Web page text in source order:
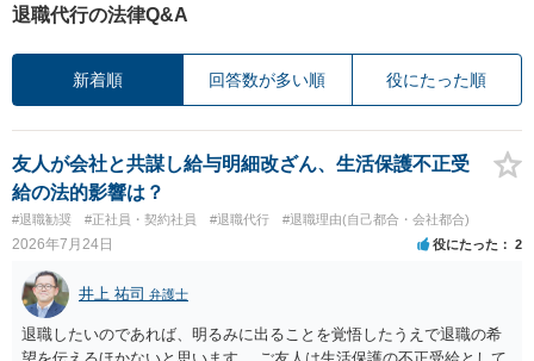
退職代行の法律Q&A
新着順 回答数が多い順 役にたった順
友人が会社と共謀し給与明細改ざん、生活保護不正受
給の法的影響は？
#退職勧奨 #正社員・契約社員 #退職代行 #退職理由(自己都合・会社都合)
2026年7月24日 役にたった 2
井上 祐司 弁護士
退職したいのであれば、明るみに出ることを覚悟したうえで退職の希
望を伝えるほかないと思います。 ご友人は生活保護の不正受給として